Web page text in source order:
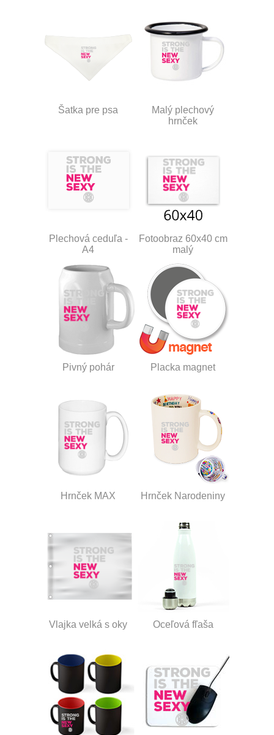
Šatka pre psa
Malý plechový
hrnček
Plechová ceduľa -
A4
Fotoobraz 60x40 cm
malý
Pivný pohár Placka magnet
Hrnček MAX Hrnček Narodeniny
Vlajka velká s oky Oceľová fľaša